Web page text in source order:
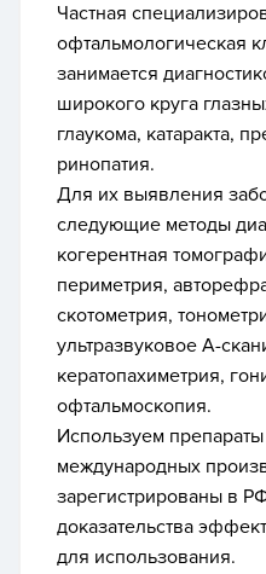
Частная
офтальмологическая
занимается
широкого круга
глаукома, катаракта,
ринопатия.
Для их выявления
следующие методы
когерентная
периметрия,
скотометрия,
ультразвуковое А-
кератопахиметрия,
офтальмоскопия.
Используем
международных
зарегистрированы в
доказательства
для использования.